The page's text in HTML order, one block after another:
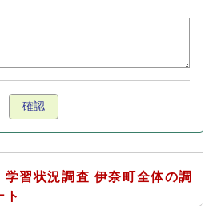
確認
習状況調査 伊奈町全体の調
ト